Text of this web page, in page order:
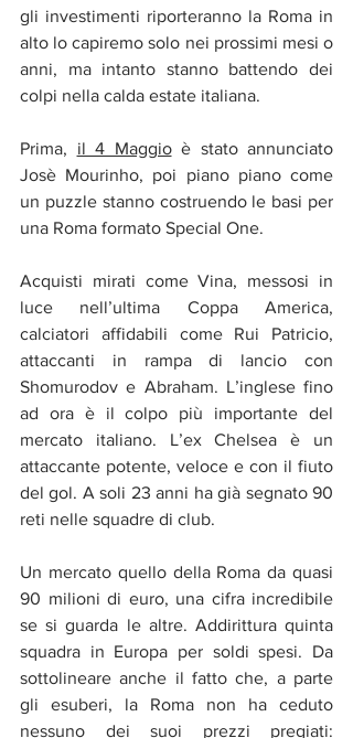
gli investimenti riporteranno la Roma in
alto lo capiremo solo nei prossimi mesi o
anni, ma intanto stanno battendo dei
colpi nella calda estate italiana.
Prima, il 4 Maggio è stato annunciato
Josè Mourinho, poi piano piano come
un puzzle stanno costruendo le basi per
una Roma formato Special One.
Acquisti mirati come Vina, messosi in
luce nell’ultima Coppa America,
calciatori affidabili come Rui Patricio,
attaccanti in rampa di lancio con
Shomurodov e Abraham. L’inglese fino
ad ora è il colpo più importante del
mercato italiano. L’ex Chelsea è un
attaccante potente, veloce e con il fiuto
del gol. A soli 23 anni ha già segnato 90
reti nelle squadre di club.
Un mercato quello della Roma da quasi
90 milioni di euro, una cifra incredibile
se si guarda le altre. Addirittura quinta
squadra in Europa per soldi spesi. Da
sottolineare anche il fatto che, a parte
gli esuberi, la Roma non ha ceduto
nessuno dei suoi prezzi pregiati: